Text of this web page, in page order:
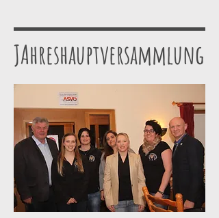
JAhreshauptversammlung